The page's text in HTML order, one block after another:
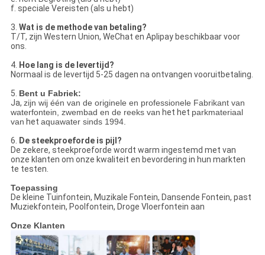
f. speciale Vereisten (als u hebt)
3. Wat is de methode van betaling?
T/T, zijn Western Union, WeChat en Aplipay beschikbaar voor
ons.
4. Hoe lang is de levertijd?
Normaal is de levertijd 5-25 dagen na ontvangen vooruitbetaling.
5. Bent u Fabriek:
Ja, zijn wij één van de originele en professionele Fabrikant van
waterfontein, zwembad en de reeks van het het parkmateriaal
van het aquawater sinds 1994.
6.
De steekproeforde is pijl?
De zekere, steekproeforde wordt warm ingestemd met van
onze klanten om onze kwaliteit en bevordering in hun markten
te testen.
Toepassing
De kleine Tuinfontein, Muzikale Fontein, Dansende Fontein, past
Muziekfontein, Poolfontein, Droge Vloerfontein aan
Onze Klanten